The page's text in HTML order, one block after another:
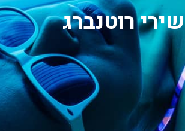
שירי רוטנברג